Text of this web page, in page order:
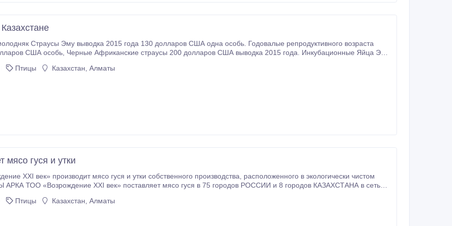
Страусы Эму выводка 2015 года 130 долларов США одна особь. Годовалые репродуктивного возраста
200 долларов США выводка 2015 года. Инкубационные Яйца Эму
Птицы Казахстан, Алматы
мясо гуся и утки
производит мясо гуся и утки собственного производства, расположенного в экологически чистом
РОССИИ и 8 городов КАЗАХСТАНА в сеть
– кооперацию.
Птицы Казахстан, Алматы